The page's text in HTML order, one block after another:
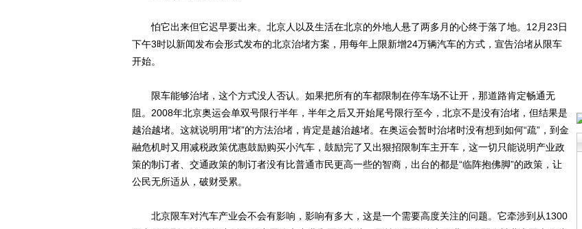
怕它出来但它迟早要出来。北京人以及生活在北京的外地人悬了两多月的心终于落了地。12月23日
下午3时以新闻发布会形式发布的北京治堵方案，用每年上限新增24万辆汽车的方式，宣告治堵从限车
开始。
限车能够治堵，这个方式没人否认。如果把所有的车都限制在停车场不让开，那道路肯定畅通无
阻。2008年北京奥运会单双号限行半年，半年之后又开始尾号限行至今，北京不是没有治堵，但结果是
越治越堵。这就说明用“堵”的方法治堵，肯定是越治越堵。在奥运会暂时治堵时没有想到如何“疏”，到金
融危机时又用减税政策优惠鼓励购买小汽车，鼓励完了又出狠招限制车主开车，这一切只能说明产业政
策的制订者、交通政策的制订者没有比普通市民更高一些的智商，出台的都是“临阵抱佛脚”的政策，让
公民无所适从，破财受累。
北京限车对汽车产业会不会有影响，影响有多大，这是一个需要高度关注的问题。它牵涉到从1300